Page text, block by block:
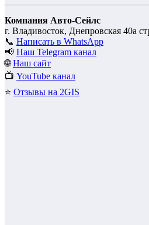
Компания Авто-Сейлс
г. Владивосток, Днепровская 40а
📞 Написать в WhatsApp
📢 Наш Telegram канал
🌐Наш сайт
📺 YouTube канал
⭐ Отзывы на 2GIS